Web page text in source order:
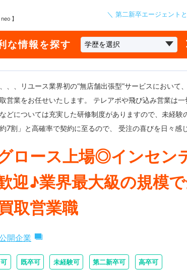
】
＼ 第二新卒エージェント
な情報を探す
、、リユース業界初の“無店舗出張型”サービスにおいて
営業をお任せいたします。 テレアポや飛び込み営業は一
どについては充実した研修制度がありますので、未経験
約7割」と高確率で契約に至るので、 受注の喜びを日々感
ロース上場◎インセン
迎♪業界最大級の規模
取営業職
開企業
既卒可 未経験可 第二新卒可 高卒可